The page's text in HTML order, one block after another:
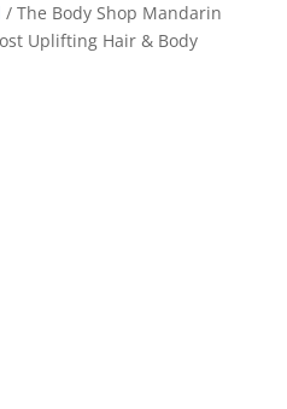
/ The Body Shop Mandarin
Uplifting Hair & Body